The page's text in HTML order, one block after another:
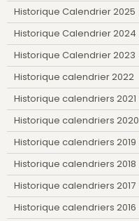
Historique Calendrier 2025
Historique Calendrier 2024
Historique Calendrier 2023
Historique calendrier 2022
Historique calendriers 2021
Historique calendriers 2020
Historique calendriers 2019
Historique calendriers 2018
Historique calendriers 2017
Historique calendriers 2016